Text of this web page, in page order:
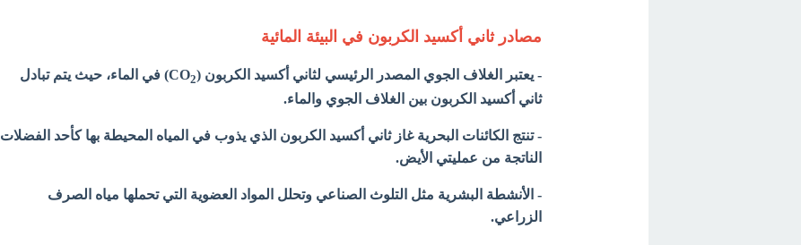
مصادر ثاني أكسيد الكربون في البيئة المائية
- يعتبر الغلاف الجوي المصدر الرئيسي لثاني أكسيد الكربون (CO2
) في الماء، حيث يتم تبادل
ثاني أكسيد الكربون بين الغلاف الجوي والماء.
- تنتج الكائنات البحرية غاز ثاني أكسيد الكربون الذي يذوب في المياه المحيطة بها كأحد الفضلات
الناتجة من عمليتي الأيض.
- الأنشطة البشرية مثل التلوث الصناعي وتحلل المواد العضوية التي تحملها مياه الصرف
الزراعي.